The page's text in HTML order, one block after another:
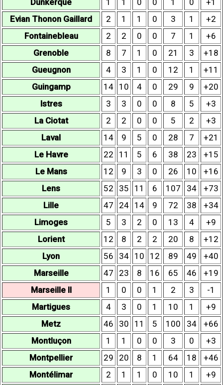
Dunkerque
1 1 0 0 1 0
+1
Evian Thonon Gaillard
2 1 1 0 3 1
+2
Fontainebleau
2 2 0 0 7 1
+6
Grenoble
8 7 1 0 21 3
+18
Gueugnon
4 3 1 0 12 1
+11
Guingamp
14 10 4 0 29 9
+20
Istres
3 3 0 0 8 5
+3
La Ciotat
2 2 0 0 5 2
+3
Laval
14 9 5 0 28 7
+21
Le Havre
22 11 5 6 38 23
+15
Le Mans
12 9 3 0 26 10
+16
Lens
52 35 11 6 107 34
+73
Lille
47 24 14 9 72 38
+34
Limoges
5 3 2 0 13 4
+9
Lorient
12 8 2 2 20 8
+12
Lyon
56 34 10 12 89 49
+40
Marseille
47 23 8 16 65 46
+19
Marseille II
1 0 0 1 2 3
-1
Martigues
4 3 0 1 10 1
+9
Metz
46 30 11 5 100 34
+66
Montluçon
1 1 0 0 3 0
+3
Montpellier
29 20 8 1 64 18
+46
Montélimar
2 1 1 0 10 1
+9